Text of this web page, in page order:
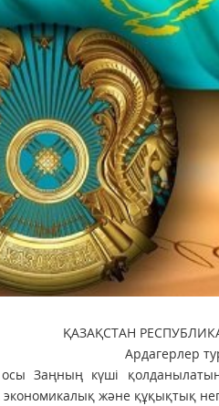
ҚАЗАҚСТАН
Ардагерлер
Заңның күші
және құқықтық